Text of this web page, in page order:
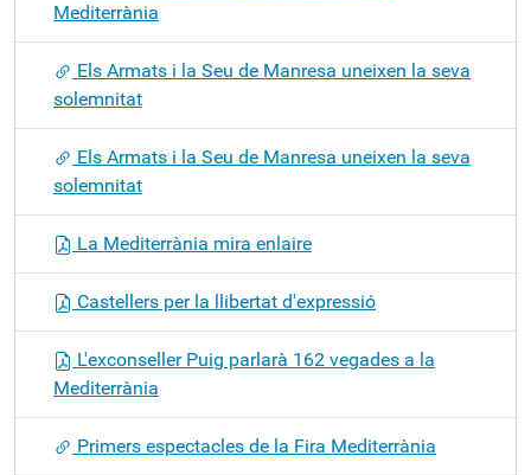
Mediterrània
Els Armats i la Seu de Manresa uneixen la seva
solemnitat
Els Armats i la Seu de Manresa uneixen la seva
solemnitat
La Mediterrània mira enlaire
Castellers per la llibertat d'expressió
L'exconseller Puig parlarà 162 vegades a la
Mediterrània
Primers espectacles de la Fira Mediterrània